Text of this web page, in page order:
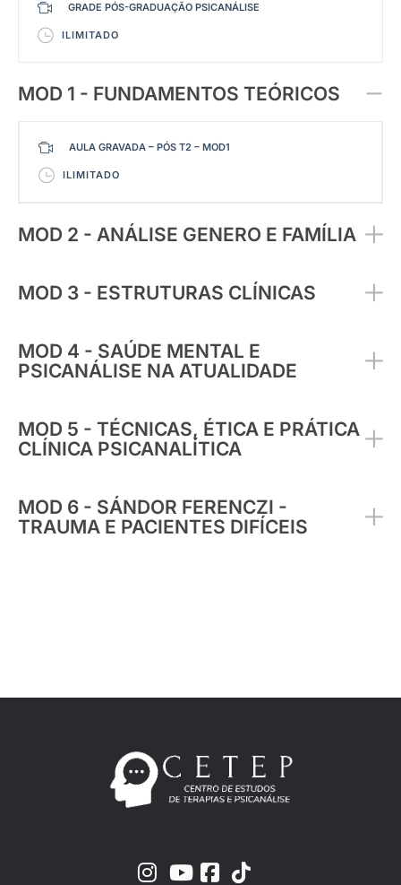
GRADE PÓS-GRADUAÇÃO PSICANÁLISE
ILIMITADO
MOD 1 - FUNDAMENTOS TEÓRICOS
AULA GRAVADA – PÓS T2 – MOD1
ILIMITADO
MOD 2 - ANÁLISE GENERO E FAMÍLIA
MOD 3 - ESTRUTURAS CLÍNICAS
MOD 4 - SAÚDE MENTAL E
PSICANÁLISE NA ATUALIDADE
MOD 5 - TÉCNICAS, ÉTICA E PRÁTICA
CLÍNICA PSICANALÍTICA
MOD 6 - SÁNDOR FERENCZI -
TRAUMA E PACIENTES DIFÍCEIS